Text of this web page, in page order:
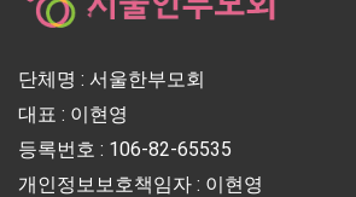
단체명 : 서울한부모회
대표 : 이현영
등록번호 : 106-82-65535
개인정보보호책임자 : 이현영